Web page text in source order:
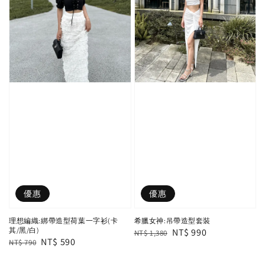
優惠
理想編織:綁帶造型荷葉一字衫(卡
其/黑/白)
Regular
NT$ 790 Sale
NT$ 590
優惠
希臘女神:吊帶造型套裝
Regular
NT$ 1,380 Sale
NT$ 990